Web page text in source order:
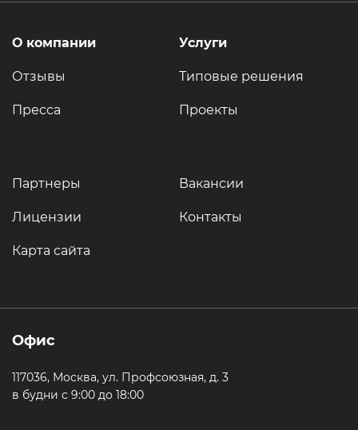
О компании
Отзывы
Пресса
Услуги
Типовые решения
Проекты
Партнеры
Лицензии
Карта сайта
Вакансии
Контакты
Офис
117036, Москва, ул. Профсоюзная, д. 3
в будни с 9:00 до 18:00